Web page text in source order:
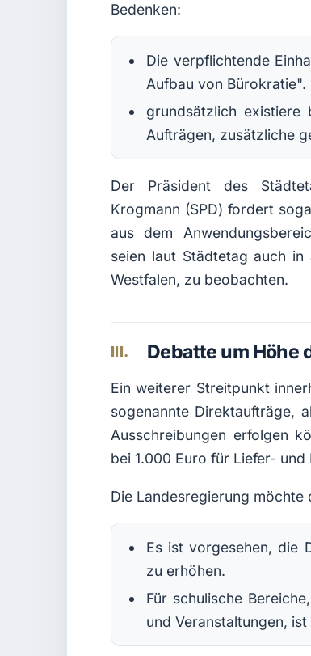
Bedenken:
Die verpflichtende
Aufbau von Bürokratie".
grundsätzlich existiere
Aufträgen, zusätzliche
Der Präsident des
Krogmann (SPD) fordert
aus dem
seien laut Städtetag auch in
Westfalen, zu beobachten.
III. Debatte um Höhe
Ein weiterer Streitpunkt
sogenannte Direktaufträge,
Ausschreibungen erfolgen
bei 1.000 Euro für Liefer-
Die Landesregierung möchte
Es ist vorgesehen, die
zu erhöhen.
Für schulische
und Veranstaltungen,